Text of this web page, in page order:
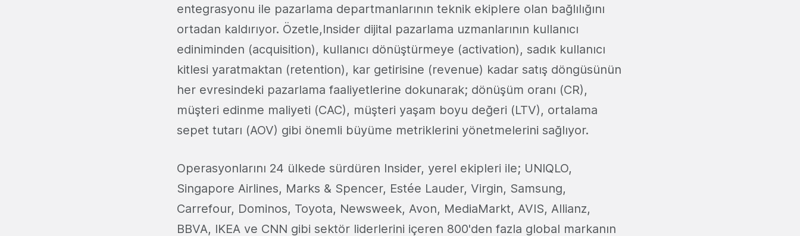
entegrasyonu ile pazarlama departmanlarının teknik ekiplere olan bağlılığını
ortadan kaldırıyor. Özetle,Insider dijital pazarlama uzmanlarının kullanıcı
ediniminden (acquisition), kullanıcı dönüştürmeye (activation), sadık kullanıcı
kitlesi yaratmaktan (retention), kar getirisine (revenue) kadar satış döngüsünün
her evresindeki pazarlama faaliyetlerine dokunarak; dönüşüm oranı (CR),
müşteri edinme maliyeti (CAC), müşteri yaşam boyu değeri (LTV), ortalama
sepet tutarı (AOV) gibi önemli büyüme metriklerini yönetmelerini sağlıyor.
Operasyonlarını 24 ülkede sürdüren Insider, yerel ekipleri ile; UNIQLO,
Singapore Airlines, Marks & Spencer, Estée Lauder, Virgin, Samsung,
Carrefour, Dominos, Toyota, Newsweek, Avon, MediaMarkt, AVIS, Allianz,
BBVA, IKEA ve CNN gibi sektör liderlerini içeren 800'den fazla global markanın